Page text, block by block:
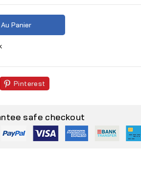
Panier
Pinterest
safe checkout